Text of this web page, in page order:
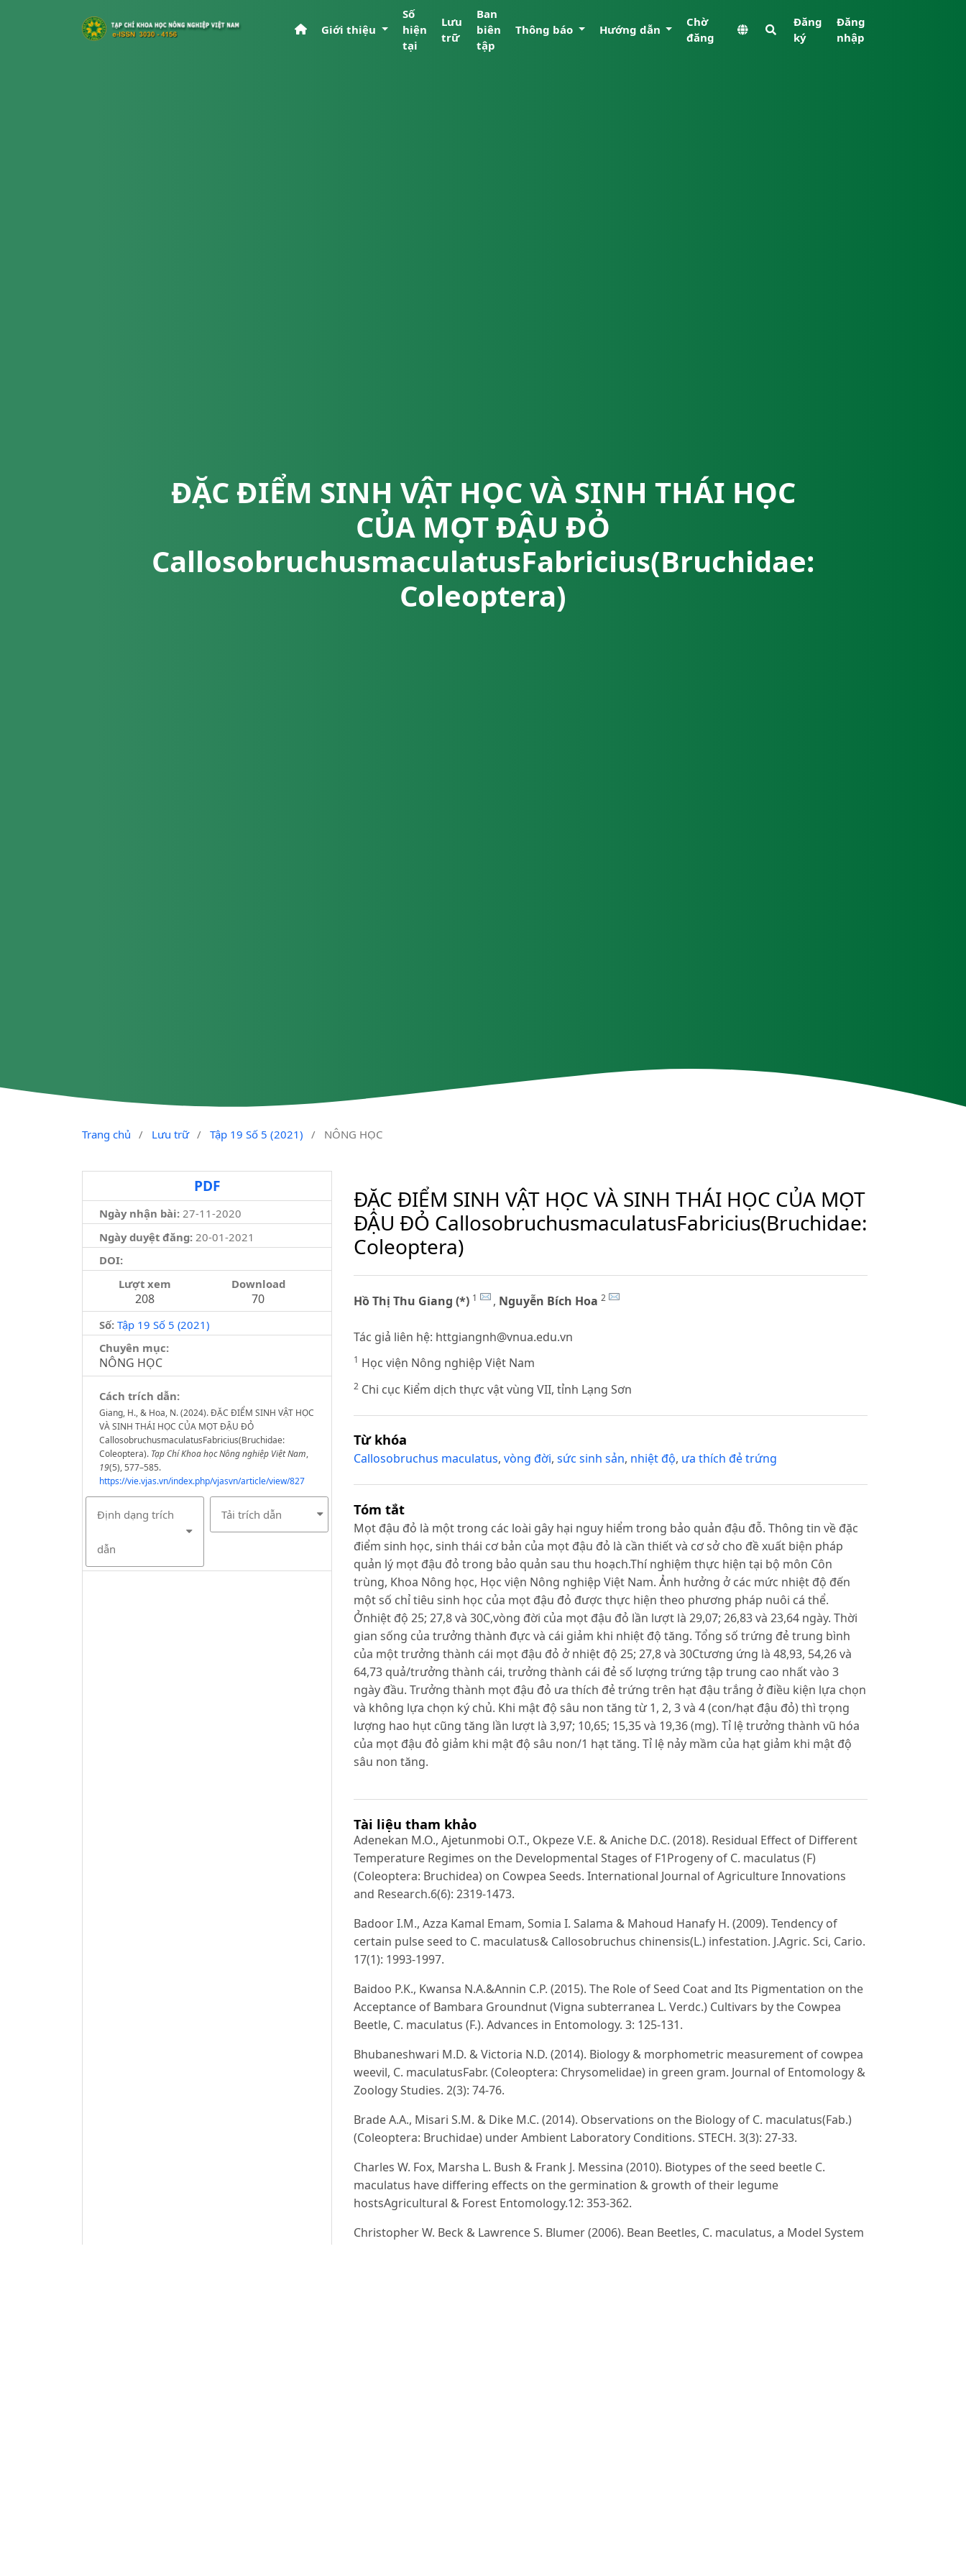
Giới thiệu
Số
hiện
tại
Lưu
trữ
Ban
biên
tập
Thông báo Hướng dẫn
Chờ
đăng
Đăng
ký
Đăng
nhập
ĐẶC ĐIỂM SINH VẬT HỌC VÀ SINH THÁI HỌC
CỦA MỌT ĐẬU ĐỎ
CallosobruchusmaculatusFabricius(Bruchidae:
Coleoptera)
Trang chủ / Lưu trữ / Tập 19 Số 5 (2021) / NÔNG HỌC
PDF
Ngày nhận bài: 27-11-2020
Ngày duyệt đăng:20-01-2021
DOI:
Lượt xem
208
Download
70
Số: Tập 19 Số 5 (2021)
Chuyên mục:
NÔNG HỌC
Cách trích dẫn:
Giang, H., & Hoa, N. (2024). ĐẶC ĐIỂM SINH VẬT HỌC
VÀ SINH THÁI HỌC CỦA MỌT ĐẬU ĐỎ
CallosobruchusmaculatusFabricius(Bruchidae:
Coleoptera). Tạp Chí Khoa học Nông nghiệp Việt Nam,
19(5), 577–585.
https://vie.vjas.vn/index.php/vjasvn/article/view/827
Định dạng trích
dẫn
Tải trích dẫn
ĐẶC ĐIỂM SINH VẬT HỌC VÀ SINH THÁI HỌC CỦA MỌT
ĐẬU ĐỎ CallosobruchusmaculatusFabricius(Bruchidae:
Coleoptera)
Hồ Thị Thu Giang (*) 1 , Nguyễn Bích Hoa 2
Tác giả liên hệ: httgiangnh@vnua.edu.vn
1 Học viện Nông nghiệp Việt Nam
2Chi cục Kiểm dịch thực vật vùng VII, tỉnh Lạng Sơn
Từ khóa
Callosobruchus maculatus, vòng đời, sức sinh sản, nhiệt độ, ưa thích đẻ trứng
Tóm tắt
Mọt đậu đỏ là một trong các loài gây hại nguy hiểm trong bảo quản đậu đỗ. Thông tin về đặc
điểm sinh học, sinh thái cơ bản của mọt đậu đỏ là cần thiết và cơ sở cho đề xuất biện pháp
quản lý mọt đậu đỏ trong bảo quản sau thu hoạch.Thí nghiệm thực hiện tại bộ môn Côn
trùng, Khoa Nông học, Học viện Nông nghiệp Việt Nam. Ảnh hưởng ở các mức nhiệt độ đến
một số chỉ tiêu sinh học của mọt đậu đỏ được thực hiện theo phương pháp nuôi cá thể.
Ởnhiệt độ 25; 27,8 và 30C,vòng đời của mọt đậu đỏ lần lượt là 29,07; 26,83 và 23,64 ngày. Thời
gian sống của trưởng thành đực và cái giảm khi nhiệt độ tăng. Tổng số trứng đẻ trung bình
của một trưởng thành cái mọt đậu đỏ ở nhiệt độ 25; 27,8 và 30Ctương ứng là 48,93, 54,26 và
64,73 quả/trưởng thành cái, trưởng thành cái đẻ số lượng trứng tập trung cao nhất vào 3
ngày đầu. Trưởng thành mọt đậu đỏ ưa thích đẻ trứng trên hạt đậu trắng ở điều kiện lựa chọn
và không lựa chọn ký chủ. Khi mật độ sâu non tăng từ 1, 2, 3 và 4 (con/hạt đậu đỏ) thì trọng
lượng hao hụt cũng tăng lần lượt là 3,97; 10,65; 15,35 và 19,36 (mg). Tỉ lệ trưởng thành vũ hóa
của mọt đậu đỏ giảm khi mật độ sâu non/1 hạt tăng. Tỉ lệ nảy mầm của hạt giảm khi mật độ
sâu non tăng.
Tài liệu tham khảo
Adenekan M.O., Ajetunmobi O.T., Okpeze V.E. & Aniche D.C. (2018). Residual Effect of Different
Temperature Regimes on the Developmental Stages of F1Progeny of C. maculatus (F)
(Coleoptera: Bruchidea) on Cowpea Seeds. International Journal of Agriculture Innovations
and Research.6(6): 2319-1473.
Badoor I.M., Azza Kamal Emam, Somia I. Salama & Mahoud Hanafy H. (2009). Tendency of
certain pulse seed to C. maculatus& Callosobruchus chinensis(L.) infestation. J.Agric. Sci, Cario.
17(1): 1993-1997.
Baidoo P.K., Kwansa N.A.&Annin C.P. (2015). The Role of Seed Coat and Its Pigmentation on the
Acceptance of Bambara Groundnut (Vigna subterranea L. Verdc.) Cultivars by the Cowpea
Beetle, C. maculatus (F.). Advances in Entomology. 3: 125-131.
Bhubaneshwari M.D. & Victoria N.D. (2014). Biology & morphometric measurement of cowpea
weevil, C. maculatusFabr. (Coleoptera: Chrysomelidae) in green gram. Journal of Entomology &
Zoology Studies. 2(3): 74-76.
Brade A.A., Misari S.M. & Dike M.C. (2014). Observations on the Biology of C. maculatus(Fab.)
(Coleoptera: Bruchidae) under Ambient Laboratory Conditions. STECH. 3(3): 27-33.
Charles W. Fox, Marsha L. Bush & Frank J. Messina (2010). Biotypes of the seed beetle C.
maculatus have differing effects on the germination & growth of their legume
hostsAgricultural & Forest Entomology.12: 353-362.
Christopher W. Beck & Lawrence S. Blumer (2006). Bean Beetles, C. maculatus, a Model System